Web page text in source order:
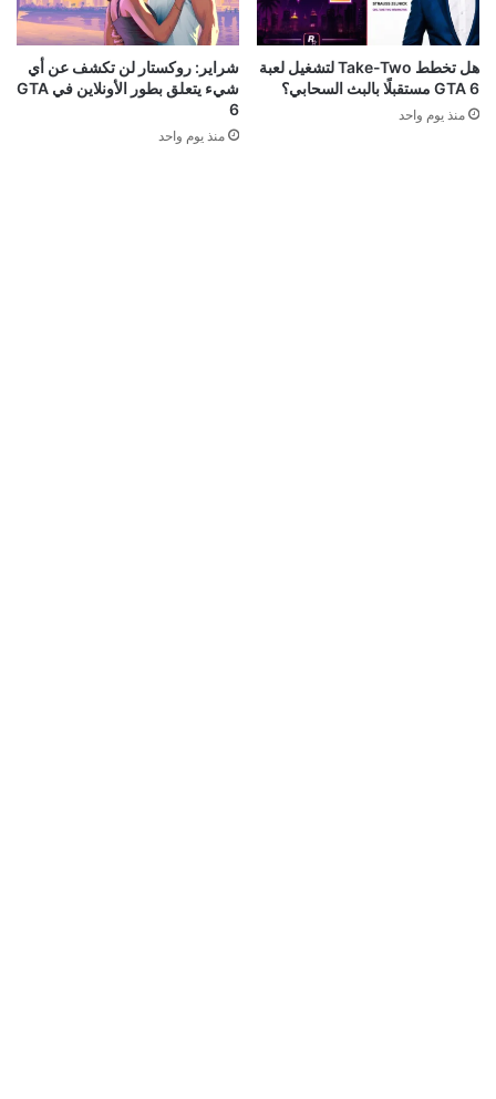
هل تخطط Take-Two لتشغيل لعبة
GTA 6 مستقبلًا بالبث السحابي؟
منذ يوم واحد
شراير: روكستار لن تكشف عن أي
شيء يتعلق بطور الأونلاين في GTA
6
منذ يوم واحد